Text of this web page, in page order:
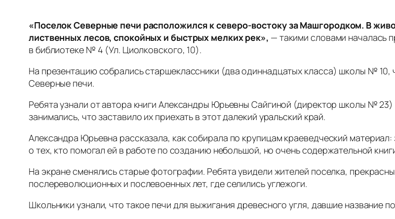
«Поселок Северные печи расположился к северо-востоку за Машгородком. В
лиственных лесов, спокойных и быстрых мелких рек», — такими словами началась
в библиотеке № 4 (Ул. Циолковского, 10).
На презентацию собрались старшеклассники (два одиннадцатых класса) школы № 10,
Северные печи.
Ребята узнали от автора книги Александры Юрьевны Сайгиной (директор школы №
занимались, что заставило их приехать в этот далекий уральский край.
Александра Юрьевна рассказала, как собирала по крупицам краеведческий
о тех, кто помогал ей в работе по созданию небольшой, но очень содержательной
На экране сменялись старые фотографии. Ребята увидели жителей поселка,
послереволюционных и послевоенных лет, где селились углежоги.
Школьники узнали, что такое печи для выжигания древесного угля, давшие название